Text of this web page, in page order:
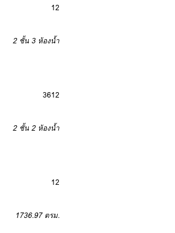
12
2 ชั้น 3 ห้องน้ำ
3612
2 ชั้น 2 ห้องน้ำ
12
1736.97 ตรม.